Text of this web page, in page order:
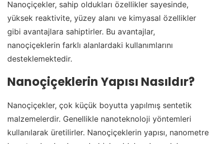
Nanoçiçekler, sahip oldukları özellikler sayesinde,
yüksek reaktivite, yüzey alanı ve kimyasal özellikler
gibi avantajlara sahiptirler. Bu avantajlar,
nanoçiçeklerin farklı alanlardaki kullanımlarını
desteklemektedir.
Nanoçiçeklerin Yapısı Nasıldır?
Nanoçiçekler, çok küçük boyutta yapılmış sentetik
malzemelerdir. Genellikle nanoteknoloji yöntemleri
kullanılarak üretilirler. Nanoçiçeklerin yapısı, nanometre